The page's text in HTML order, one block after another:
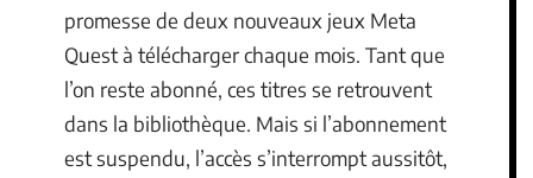
promesse de deux nouveaux jeux Meta
Quest à télécharger chaque mois. Tant que
l’on reste abonné, ces titres se retrouvent
dans la bibliothèque. Mais si l’abonnement
est suspendu, l’accès s’interrompt aussitôt,